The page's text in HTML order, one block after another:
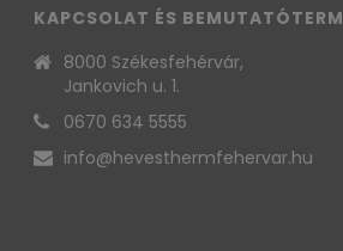
KAPCSOLAT ÉS BEMUTATÓTERM
8000 Székesfehérvár,
Jankovich u. 1.
0670 634 5555
info@hevesthermfehervar.hu